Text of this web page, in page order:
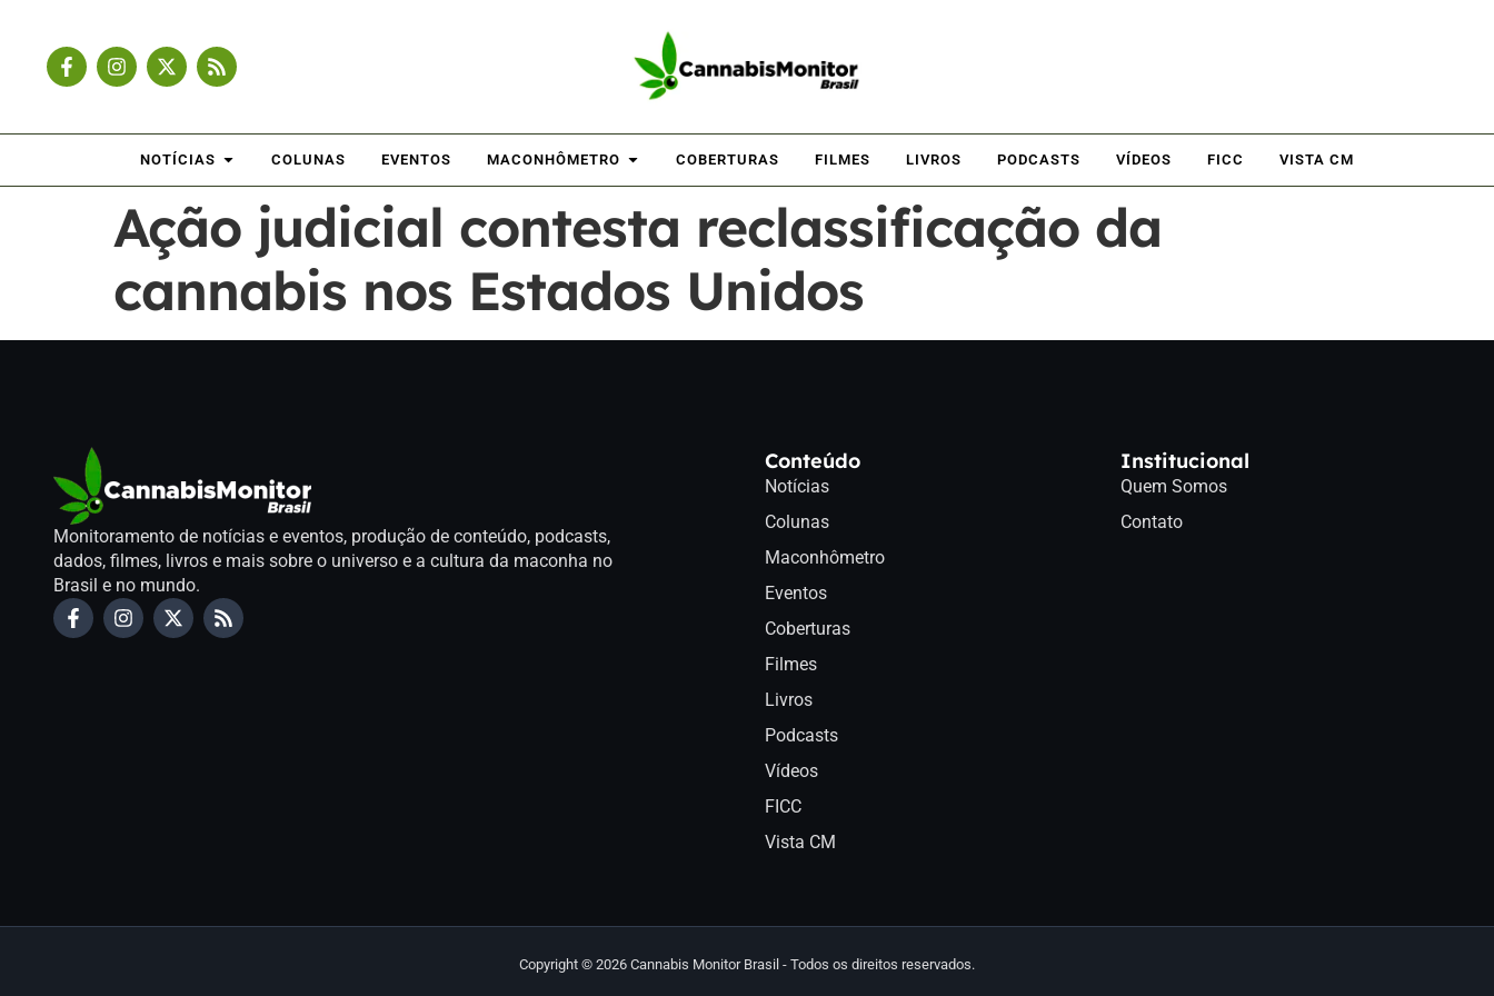
NOTÍCIAS COLUNAS EVENTOS MACONHÔMETRO COBERTURAS FILMES LIVROS PODCASTS VÍDEOS FICC VISTA CM
Ação judicial contesta reclassificação da
cannabis nos Estados Unidos
Monitoramento de notícias e eventos, produção de conteúdo, podcasts,
dados, filmes, livros e mais sobre o universo e a cultura da maconha no
Brasil e no mundo.
Conteúdo
Notícias
Colunas
Maconhômetro
Eventos
Coberturas
Filmes
Livros
Podcasts
Vídeos
FICC
Vista CM
Institucional
Quem Somos
Contato
Copyright © 2026 Cannabis Monitor Brasil - Todos os direitos reservados.